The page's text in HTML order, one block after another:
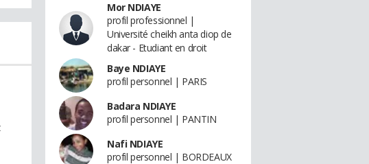
Mor NDIAYE
profil professionnel |
Université cheikh anta diop de
dakar - Etudiant en droit
Baye NDIAYE
profil personnel | PARIS
Badara NDIAYE
profil personnel | PANTIN
Nafi NDIAYE
profil personnel | BORDEAUX